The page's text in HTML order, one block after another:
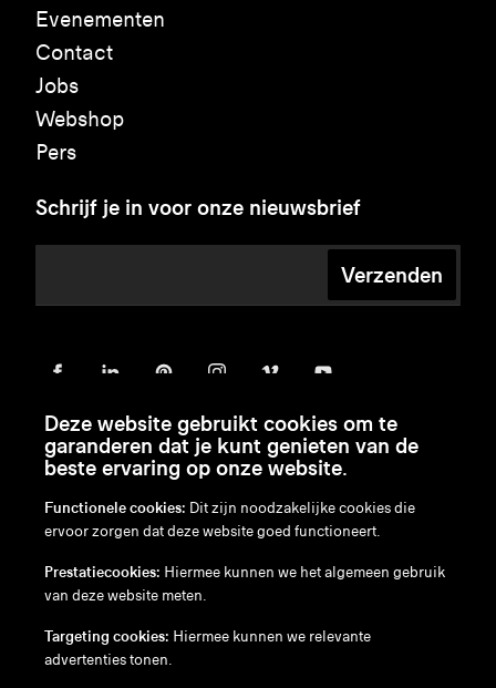
Evenementen
Contact
Jobs
Webshop
Pers
Schrijf je in voor onze nieuwsbrief
Verzenden
en/nl/fr/de
Disclaimer
Cookiebeleid
Deze website gebruikt cookies om te
garanderen dat je kunt genieten van de
beste ervaring op onze website.
Functionele cookies: Dit zijn noodzakelijke cookies die
ervoor zorgen dat deze website goed functioneert.
Prestatiecookies: Hiermee kunnen we het algemeen gebruik
van deze website meten.
Targeting cookies: Hiermee kunnen we relevante
advertenties tonen.